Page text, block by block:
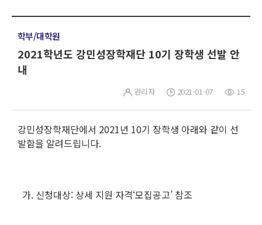
학부/대학원
2021학년도 강민성장학재단 10기 장학생 선발 안
내
관리자 2021-01-07 15
강민성장학재단에서 2021년 10기 장학생 아래와 같이 선
발함을 알려드립니다.
가. 신청대상: 상세 지원 자격‘모집공고’ 참조